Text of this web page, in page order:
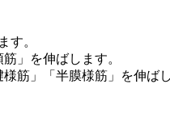
す。
」を伸ばします。
筋」「半膜様筋」を伸ば